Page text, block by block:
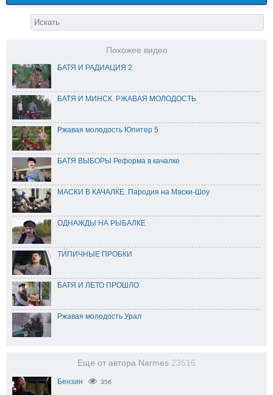
Похожее видео
БАТЯ И РАДИАЦИЯ 2
БАТЯ И МИНСК. РЖАВАЯ МОЛОДОСТЬ
Ржавая молодость Юпитер 5
БАТЯ ВЫБОРЫ Реформа в качалке
МАСКИ В КАЧАЛКЕ. Пародия на Маски-Шоу
ОДНАЖДЫ НА РЫБАЛКЕ
ТИПИЧНЫЕ ПРОБКИ
БАТЯ И ЛЕТО ПРОШЛО
Ржавая молодость Урал
Еще от автора Narmes 23516
Бензин 356